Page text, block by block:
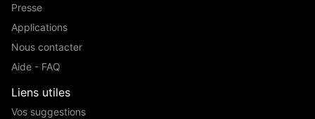
Presse
Applications
Nous contacter
Aide - FAQ
Liens utiles
Vos suggestions